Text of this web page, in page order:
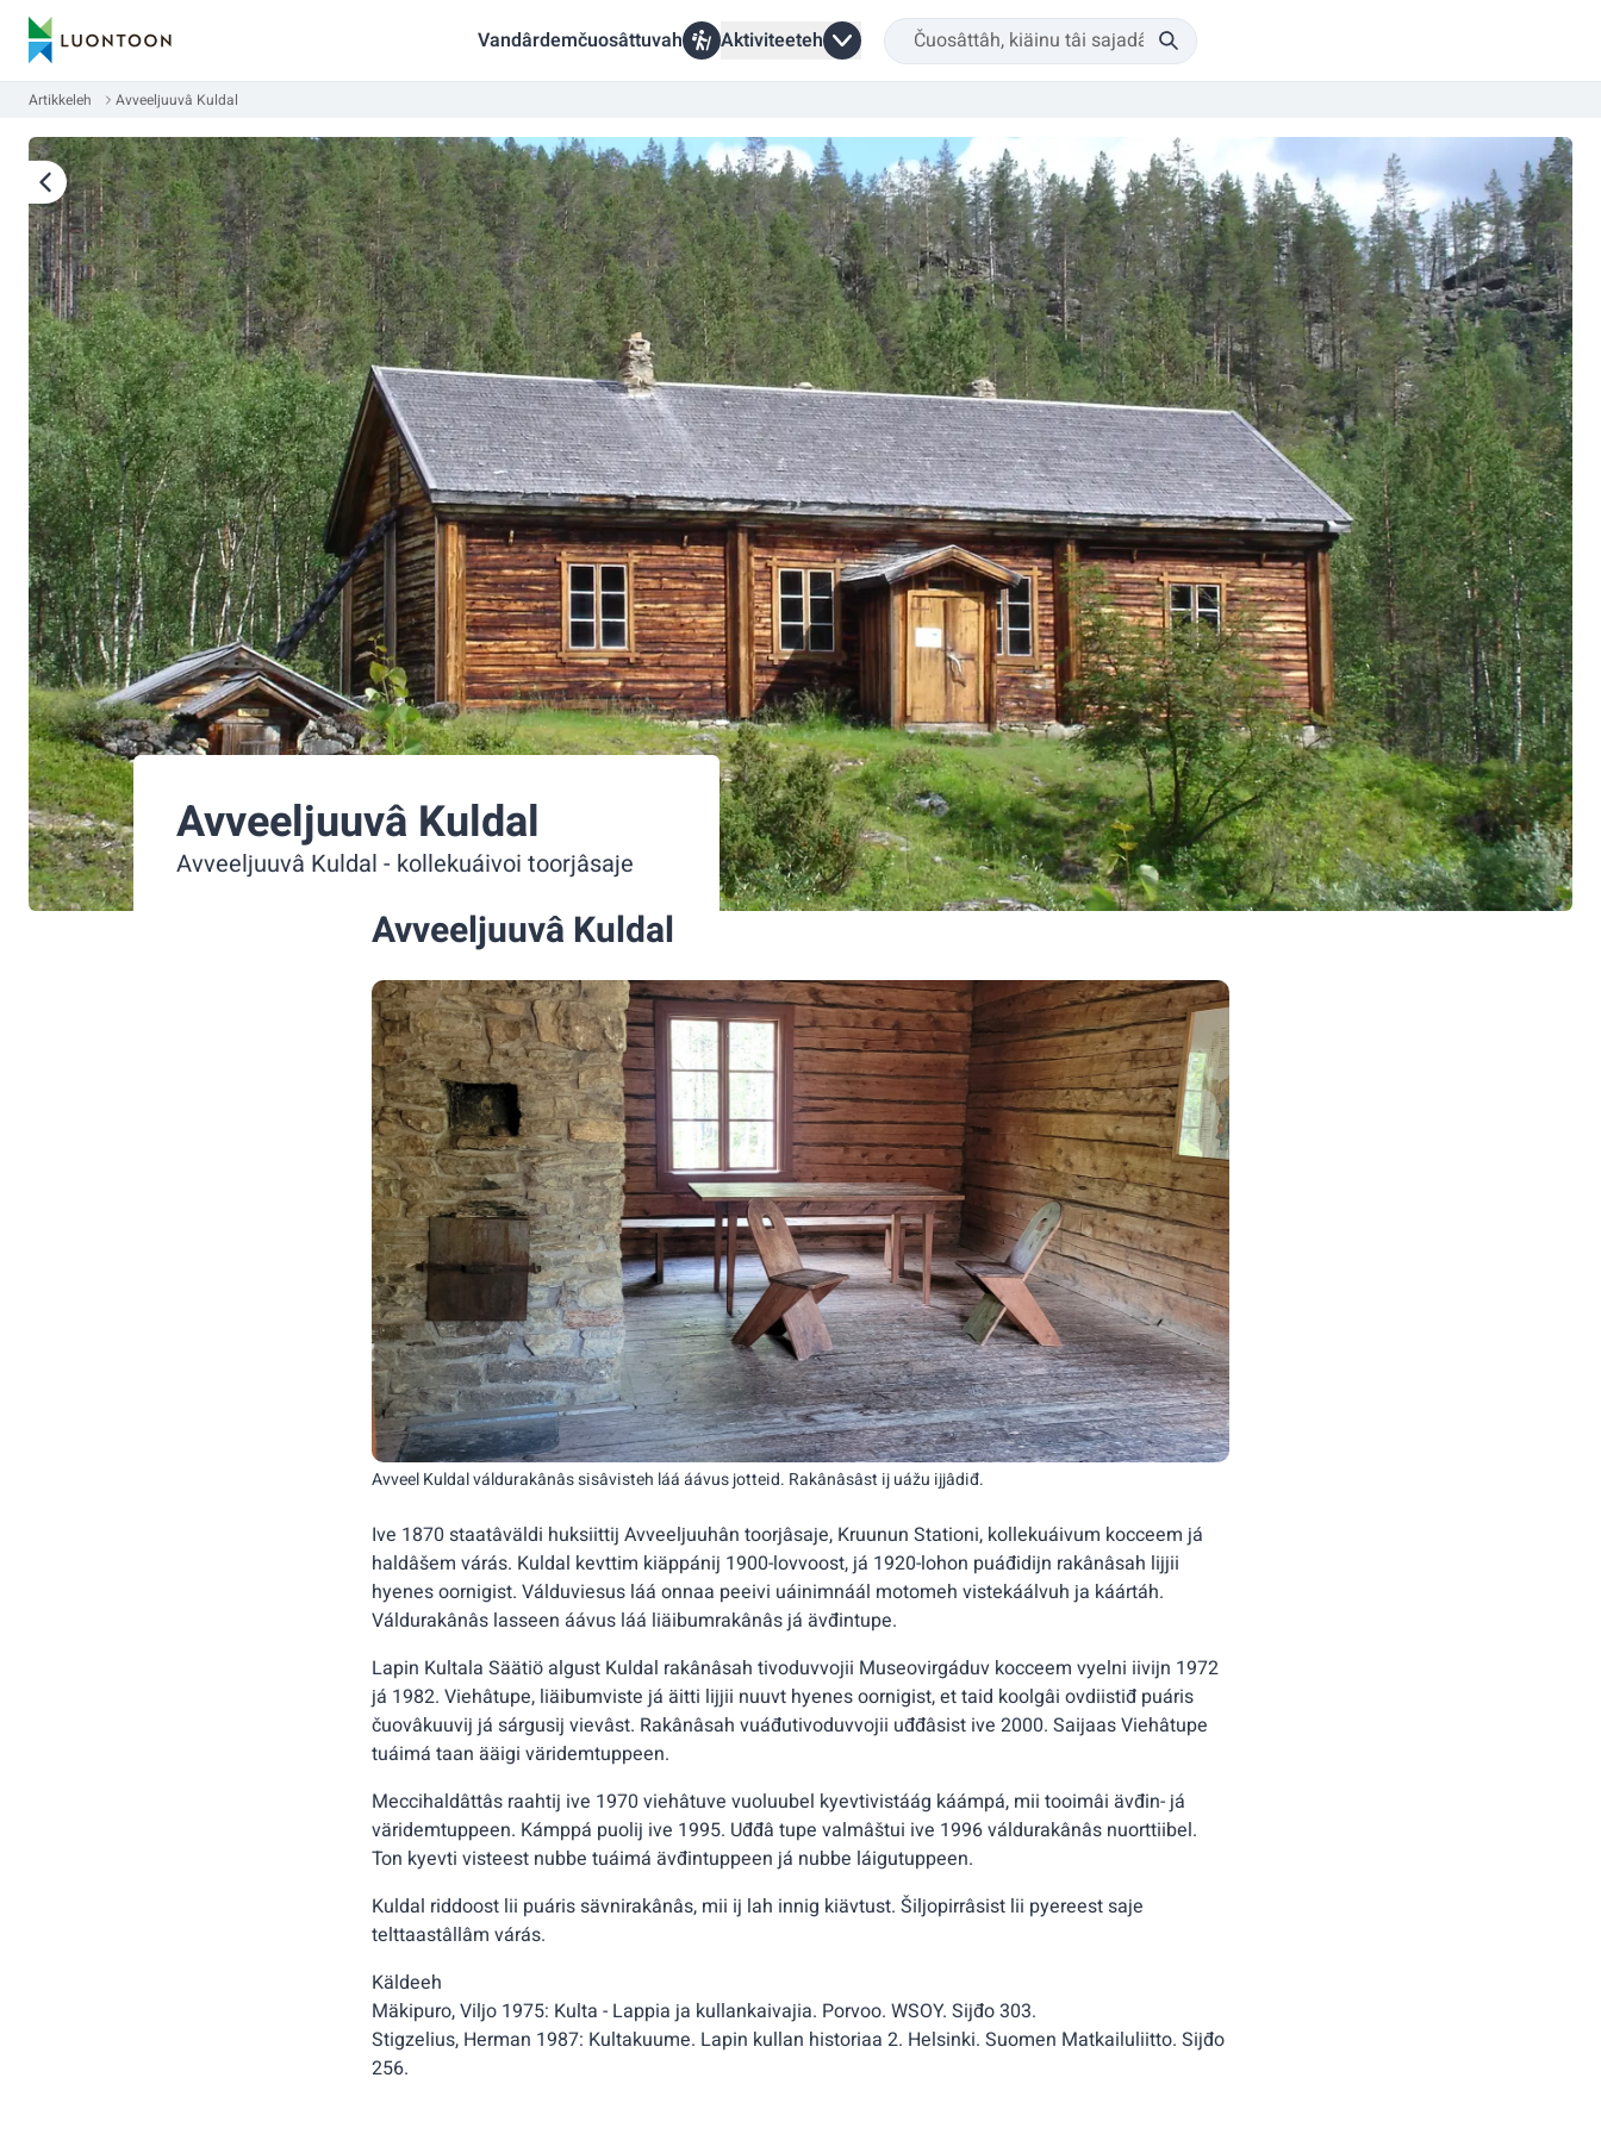
Vandârdemčuosâttuvah Aktiviteeteh
Artikkeleh Avveeljuuvâ Kuldal
Avveeljuuvâ Kuldal
Avveeljuuvâ Kuldal - kollekuáivoi toorjâsaje
Avveeljuuvâ Kuldal
Ive 1870 staatâväldi huksiittij Avveeljuuhân toorjâsaje, Kruunun Stationi, kollekuáivum kocceem já
haldâšem várás. Kuldal kevttim kiäppánij 1900-lovvoost, já 1920-lohon puáđidijn rakânâsah lijjii
hyenes oornigist. Válduviesus láá onnaa peeivi uáinimnáál motomeh vistekáálvuh ja káártáh.
Váldurakânâs lasseen áávus láá liäibumrakânâs já ävđintupe.
Lapin Kultala Säätiö algust Kuldal rakânâsah tivoduvvojii Museovirgáduv kocceem vyelni iivijn 1972
já 1982. Viehâtupe, liäibumviste já äitti lijjii nuuvt hyenes oornigist, et taid koolgâi ovdiistiđ puáris
čuovâkuuvij já sárgusij vievâst. Rakânâsah vuáđutivoduvvojii uđđâsist ive 2000. Saijaas Viehâtupe
tuáimá taan ääigi väridemtuppeen.
Meccihaldâttâs raahtij ive 1970 viehâtuve vuoluubel kyevtivistáág káámpá, mii tooimâi ävđin- já
väridemtuppeen. Kámppá puolij ive 1995. Uđđâ tupe valmâštui ive 1996 váldurakânâs nuorttiibel.
Ton kyevti visteest nubbe tuáimá ävđintuppeen já nubbe láigutuppeen.
Kuldal riddoost lii puáris sävnirakânâs, mii ij lah innig kiävtust. Šiljopirrâsist lii pyereest saje
telttaastâllâm várás.
Käldeeh
Mäkipuro, Viljo 1975: Kulta - Lappia ja kullankaivajia. Porvoo. WSOY. Sijđo 303.
Stigzelius, Herman 1987: Kultakuume. Lapin kullan historiaa 2. Helsinki. Suomen Matkailuliitto. Sijđo
256.
Avveel Kuldal váldurakânâs sisâvisteh láá áávus jotteid. Rakânâsâst ij uážu ijjâdiđ.